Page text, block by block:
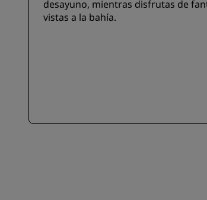
desayuno, mientras disfrutas de
vistas a la bahía.